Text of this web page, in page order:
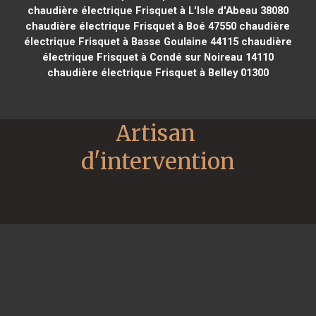
chaudière électrique Frisquet à L'Isle d'Abeau 38080
chaudière électrique Frisquet à Boé 47550 chaudière
électrique Frisquet à Basse Goulaine 44115chaudière
électrique Frisquet à Condé sur Noireau 14110
chaudière électrique Frisquet à Belley 01300
Artisan
d'intervention